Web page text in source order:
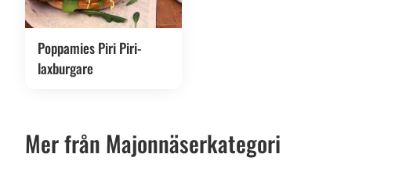
Poppamies Piri Piri-
laxburgare
Mer från Majonnäserkategori